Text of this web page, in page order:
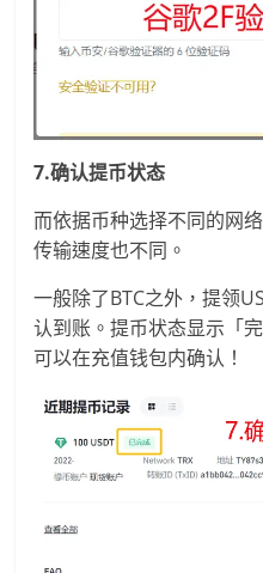
7.确认提币状态
而依据币种选择不同的网
传输速度也不同。
一般除了BTC之外，提领
认到账。提币状态显示「
可以在充值钱包内确认！